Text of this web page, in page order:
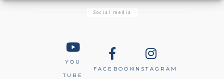
Social media
YOU
TUBE
FACEBOOKINSTAGRAM